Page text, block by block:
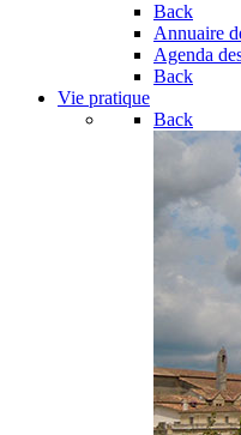
Back
Annuaire
Agenda
Back
Vie pratique
Back